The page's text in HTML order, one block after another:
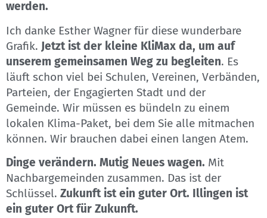
werden.
Ich danke Esther Wagner für diese wunderbare
Grafik. Jetzt ist der kleine KliMax da, um auf
unserem gemeinsamen Weg zu begleiten. Es
läuft schon viel bei Schulen, Vereinen, Verbänden,
Parteien, der Engagierten Stadt und der
Gemeinde. Wir müssen es bündeln zu einem
lokalen Klima-Paket, bei dem Sie alle mitmachen
können. Wir brauchen dabei einen langen Atem.
Dinge verändern. Mutig Neues wagen. Mit
Nachbargemeinden zusammen. Das ist der
Schlüssel. Zukunft ist ein guter Ort. Illingen ist
ein guter Ort für Zukunft.